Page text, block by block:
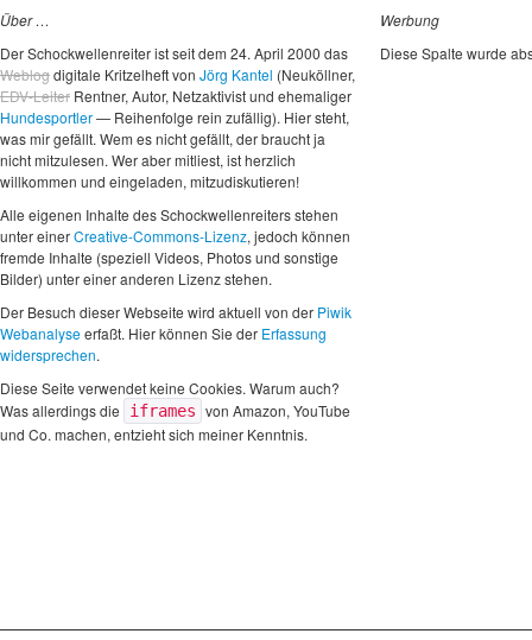
Über …
Der Schockwellenreiter ist seit dem 24. April 2000 das
Weblogdigitale Kritzelheft von Jörg Kantel (Neuköllner,
EDV-Leiter Rentner, Autor, Netzaktivist und ehemaliger
Hundesportler— Reihenfolge rein zufällig). Hier steht,
was mir gefällt. Wem es nicht gefällt, der braucht ja
nicht mitzulesen. Wer aber mitliest, ist herzlich
willkommen und eingeladen, mitzudiskutieren!
Alle eigenen Inhalte des Schockwellenreiters stehen
unter einerCreative-Commons-Lizenz, jedoch können
fremde Inhalte (speziell Videos, Photos und sonstige
Bilder) unter einer anderen Lizenz stehen.
Der Besuch dieser Webseite wird aktuell von der Piwik
Webanalyseerfaßt. Hier können Sie der Erfassung
widersprechen.
Diese Seite verwendet keine Cookies. Warum auch?
Was allerdings die
iframes von Amazon, YouTube
und Co. machen, entzieht sich meiner Kenntnis.
Werbung
Diese Spalte wurde